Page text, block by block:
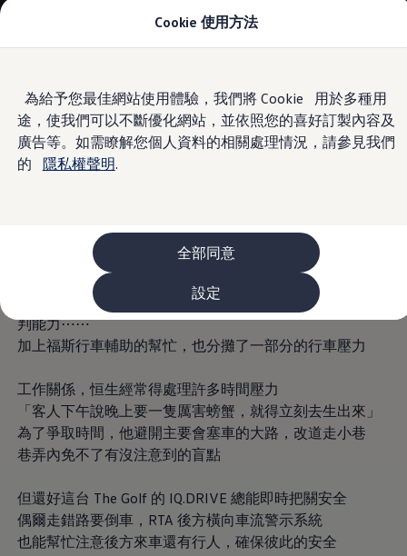
Cookie 使用方法
為給予您最佳網站使用體驗，我們將 Cookie 用於多種用
途，使我們可以不斷優化網站，並依照您的喜好訂製內容及
廣告等。如需瞭解您個人資料的相關處理情況，請參見我們
的 隱私權聲明.
全部同意
設定
main
content
to
footer
The ID.5 GTX
The Polo
The new Polo GTI
The Golf
The Golf GTI
The Golf R
The Touran
The T-Cross
The all-new T-Roc
The Tiguan
The Passat
購車及優惠
新車購車優惠
長期租賃優惠
原廠認證中古車 Certified Pre-Owned
八大保證
最新優惠
車輛搜尋
愛車出售
長期租賃方案
福斯暢行 Volkswagen MOVE
企業客戶服務
Why Volkswagen
Information
The Golf 7.5
時常為了客人臨時需要的稀有食材，就殺到濱江市場採買
機動性十足的他，平常開車喜歡走小巷
巷弄裡開車免不了有一些突發狀況，因此練就了他謹慎地預
判能力⋯⋯
加上福斯行車輔助的幫忙，也分攤了一部分的行車壓力
工作關係，恒生經常得處理許多時間壓力
「客人下午說晚上要一隻厲害螃蟹，就得立刻去生出來」
為了爭取時間，他避開主要會塞車的大路，改道走小巷
巷弄內免不了有沒注意到的盲點
但還好這台 The Golf 的 IQ.DRIVE 總能即時把關安全
偶爾走錯路要倒車，RTA 後方橫向車流警示系統
也能幫忙注意後方來車還有行人，確保彼此的安全